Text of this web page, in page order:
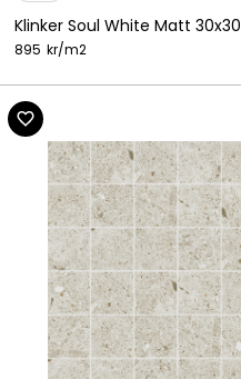
Klinker Soul White Matt
895 kr/m2